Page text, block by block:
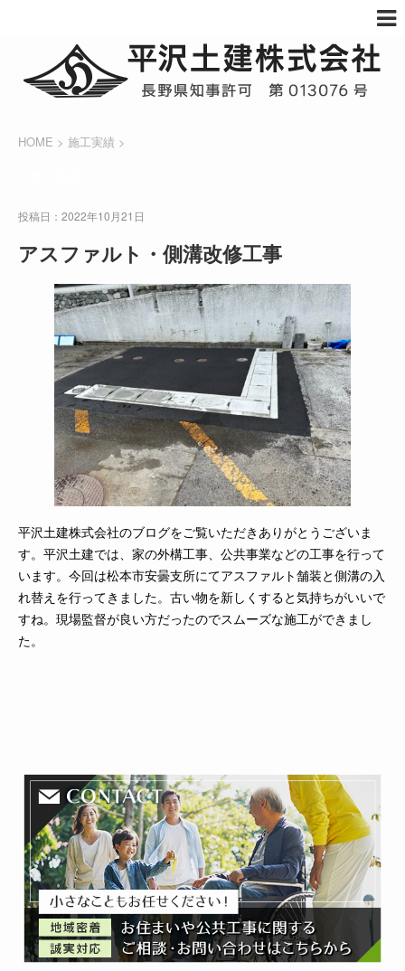
HOME > 施工実績 >
投稿日：2022年10月21日
アスファルト・側溝改修工事
平沢土建株式会社のブログをご覧いただきありがとうございま
す。平沢土建では、家の外構工事、公共事業などの工事を行って
います。今回は松本市安曇支所にてアスファルト舗装と側溝の入
れ替えを行ってきました。古い物を新しくすると気持ちがいいで
すね。現場監督が良い方だったのでスムーズな施工ができまし
た。